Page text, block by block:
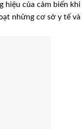
hiệu của cảm biến khi
những cơ sở y tế và